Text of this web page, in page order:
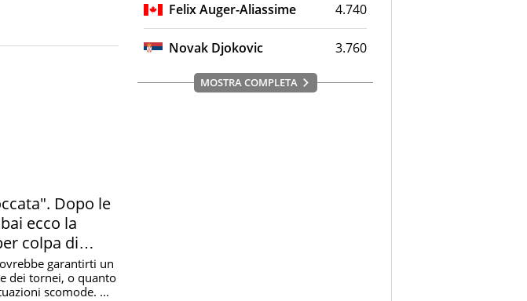
Dopo le
ecco la
colpa di
garantirti un
dei tornei, o quanto
scomode. ...
Felix Auger-Aliassime 4.740
Novak Djokovic 3.760
MOSTRA COMPLETA